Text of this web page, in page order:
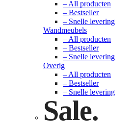
– All producten
– Bestseller
– Snelle levering
Wandmeubels
– All producten
– Bestseller
– Snelle levering
Overig
– All producten
– Bestseller
– Snelle levering
Sale.